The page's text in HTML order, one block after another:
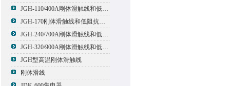
JGH-110/400A刚体滑触线和低阻抗滑触线
JGH-170刚体滑触线和低阻抗滑触线
JGH-240/700A刚体滑触线和低阻抗滑触线
JGH-320/900A刚体滑触线和低阻抗滑触线
JGH型高温刚体滑触线
刚体滑线